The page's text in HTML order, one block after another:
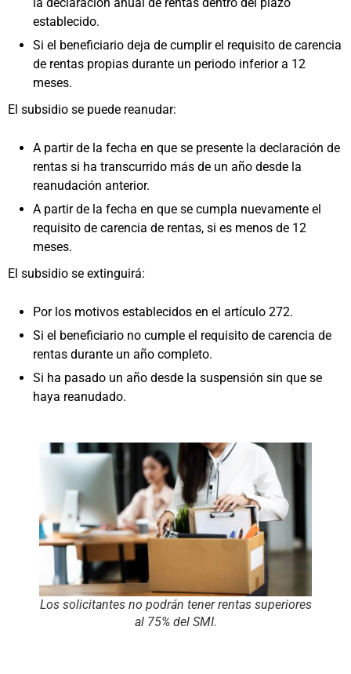
establecido.
Si el beneficiario deja de cumplir el requisito de carencia
de rentas propias durante un periodo inferior a 12
meses.
El subsidio se puede reanudar:
A partir de la fecha en que se presente la declaración de
rentas si ha transcurrido más de un año desde la
reanudación anterior.
A partir de la fecha en que se cumpla nuevamente el
requisito de carencia de rentas, si es menos de 12
meses.
El subsidio se extinguirá:
Por los motivos establecidos en el artículo 272.
Si el beneficiario no cumple el requisito de carencia de
rentas durante un año completo.
Si ha pasado un año desde la suspensión sin que se
haya reanudado.
Los solicitantes no podrán tener rentas superiores
al 75% del SMI.